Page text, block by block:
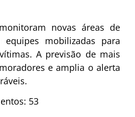
novas áreas de
mobilizadas para
A previsão de mais
e amplia o alerta
53